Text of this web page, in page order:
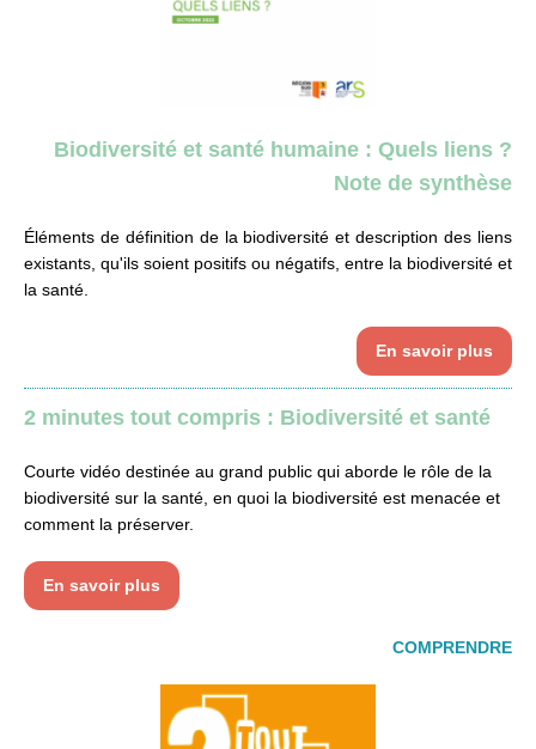
Biodiversité et santé humaine : Quels liens ?
Note de synthèse
Éléments de définition de la biodiversité et description des liens
existants, qu'ils soient positifs ou négatifs, entre la biodiversité et
la santé.
En savoir plus
2 minutes tout compris : Biodiversité et santé
Courte vidéo destinée au grand public qui aborde le rôle de la
biodiversité sur la santé, en quoi la biodiversité est menacée et
comment la préserver.
En savoir plus
COMPRENDRE